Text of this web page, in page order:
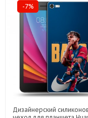
-7%
Дизайнерский